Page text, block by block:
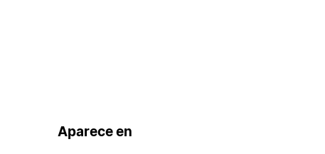
Aparece en